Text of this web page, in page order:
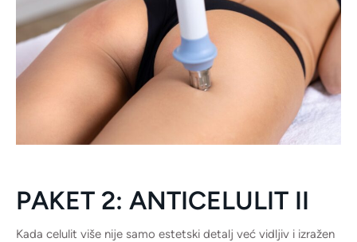
PAKET 2: ANTICELULIT II
Kada celulit više nije samo estetski detalj već vidljiv i izražen